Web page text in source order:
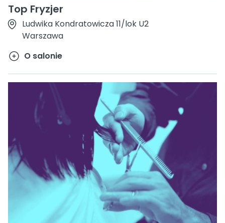
Top Fryzjer
Ludwika Kondratowicza 11/lok U2
Warszawa
O salonie